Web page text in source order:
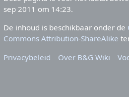
sep 2011 om 14:23.
De inhoud is beschikbaar onder de
Commons Attribution-ShareAlike
Privacybeleid
Over B&G Wiki